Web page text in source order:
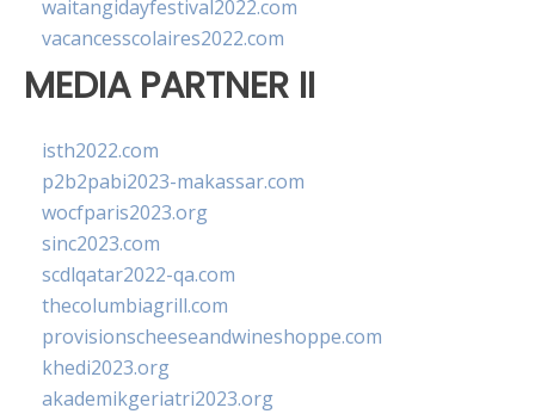
waitangidayfestival2022.com
vacancesscolaires2022.com
MEDIA PARTNER II
isth2022.com
p2b2pabi2023-makassar.com
wocfparis2023.org
sinc2023.com
scdlqatar2022-qa.com
thecolumbiagrill.com
provisionscheeseandwineshoppe.com
khedi2023.org
akademikgeriatri2023.org